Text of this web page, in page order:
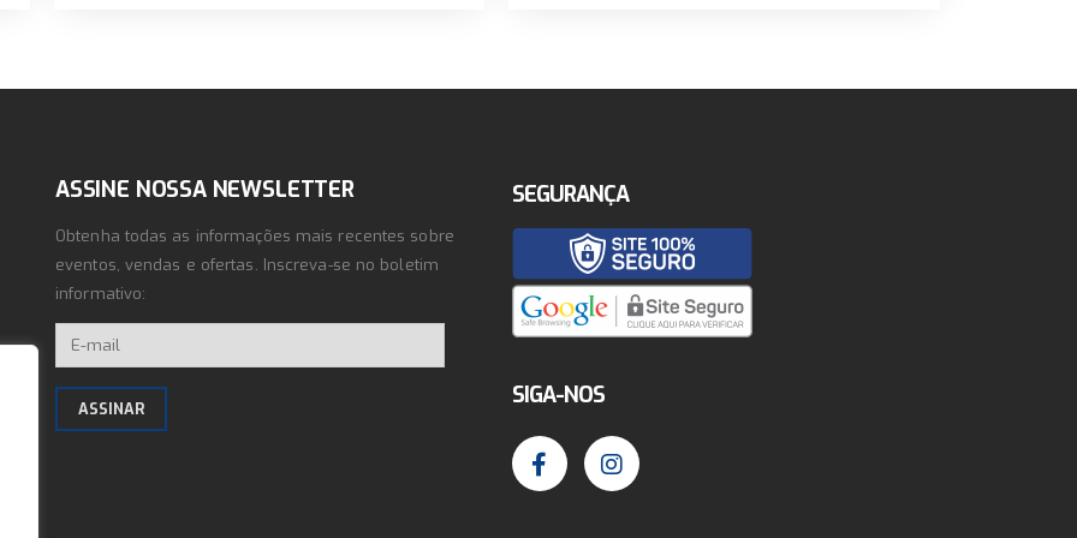
ASSINE NOSSA NEWSLETTER
Obtenha todas as informações mais recentes sobre
eventos, vendas e ofertas. Inscreva-se no boletim
informativo:
SEGURANÇA
SIGA-NOS